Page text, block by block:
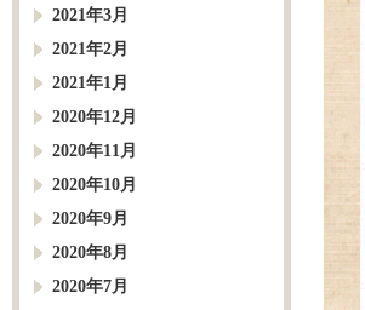
2021年3月
2021年2月
2021年1月
2020年12月
2020年11月
2020年10月
2020年9月
2020年8月
2020年7月